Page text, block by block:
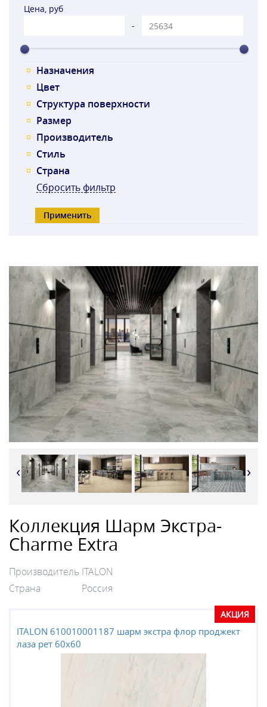
Цена, руб
-
Назначения
Цвет
Структура поверхности
Размер
Производитель
Стиль
Страна
Сбросить фильтр
‹ ›
Коллекция Шарм Экстра-
Charme Extra
Производитель ITALON
Страна
Россия
АКЦИЯ
ITALON 610010001187 шарм экстра флор проджект
лаза рет 60x60